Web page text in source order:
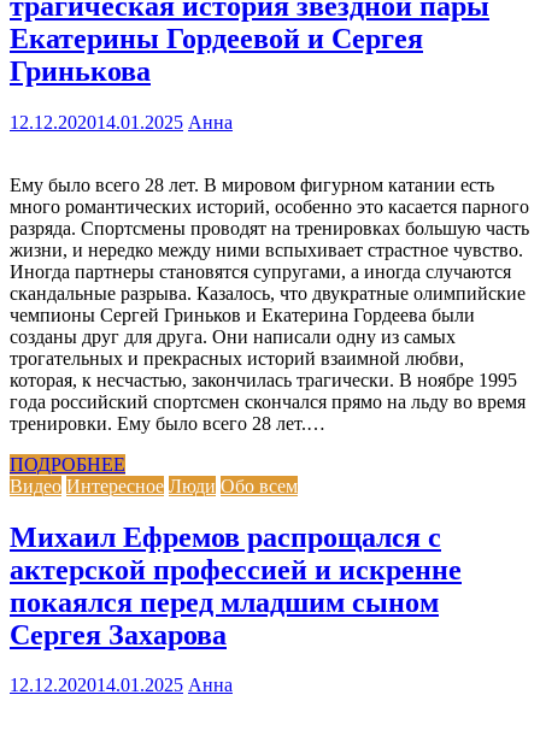
Екатерины Гордеевой и Сергея
Гринькова
12.12.202014.01.2025 Анна
Ему было всего 28 лет. В мировом фигурном катании есть
много романтических историй, особенно это касается парного
разряда. Спортсмены проводят на тренировках большую часть
жизни, и нередко между ними вспыхивает страстное чувство.
Иногда партнеры становятся супругами, а иногда случаются
скандальные разрыва. Казалось, что двукратные олимпийские
чемпионы Сергей Гриньков и Екатерина Гордеева были
созданы друг для друга. Они написали одну из самых
трогательных и прекрасных историй взаимной любви,
которая, к несчастью, закончилась трагически. В ноябре 1995
года российский спортсмен скончался прямо на льду во время
тренировки. Ему было всего 28 лет.…
ПОДРОБНЕЕ
Видео Интересное Люди Обо всем
Михаил Ефремов распрощался с
актерской профессией и искренне
покаялся перед младшим сыном
Сергея Захарова
12.12.202014.01.2025 Анна